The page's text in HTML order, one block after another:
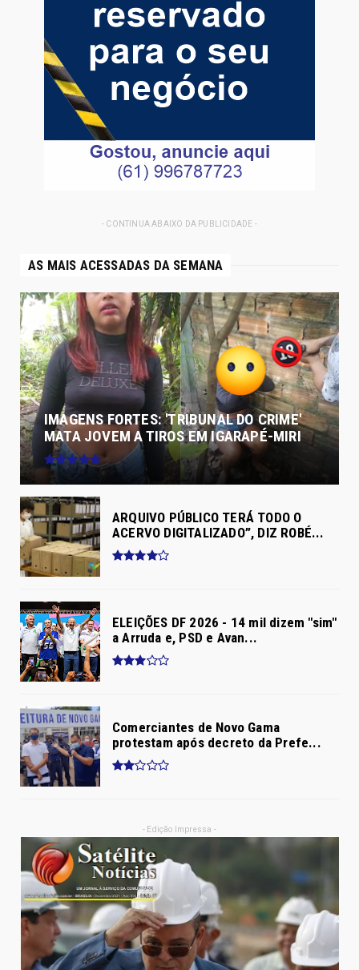
- CONTINUA ABAIXO DA PUBLICIDADE -
AS MAIS ACESSADAS DA SEMANA
IMAGENS FORTES: 'TRIBUNAL DO CRIME'
MATA JOVEM A TIROS EM IGARAPÉ-MIRI
ARQUIVO PÚBLICO TERÁ TODO O
ACERVO DIGITALIZADO”, DIZ ROBÉ...
ELEIÇÕES DF 2026 - 14 mil dizem "sim"
a Arruda e, PSD e Avan...
Comerciantes de Novo Gama
protestam após decreto da Prefe...
- Edição Impressa -